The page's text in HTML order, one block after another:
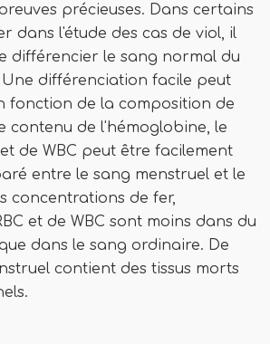
précieuses. Dans certains
dans l'étude des cas de viol, il
différencier le sang normal du
différenciation facile peut
fonction de la composition de
contenu de l'hémoglobine, le
de WBC peut être facilement
entre le sang menstruel et le
concentrations de fer,
et de WBC sont moins dans du
dans le sang ordinaire. De
contient des tissus morts